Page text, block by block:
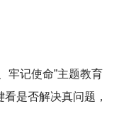
牢记使命”主题教育
是否解决真问题，